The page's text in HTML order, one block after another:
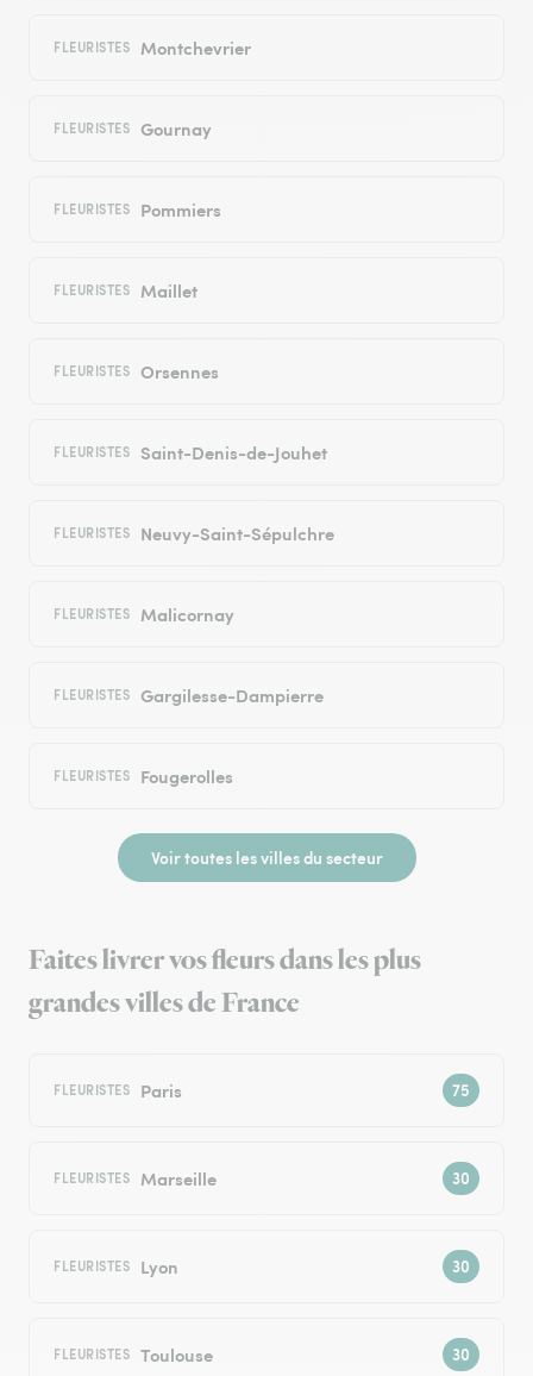
FLEURISTES Montchevrier
FLEURISTES Gournay
FLEURISTES Pommiers
FLEURISTES Maillet
FLEURISTES Orsennes
FLEURISTES Saint-Denis-de-Jouhet
FLEURISTES Neuvy-Saint-Sépulchre
FLEURISTES Malicornay
FLEURISTES Gargilesse-Dampierre
FLEURISTES Fougerolles
Voir toutes les villes du secteur
Faites livrer vos fleurs dans les plus
grandes villes de France
FLEURISTES Paris
FLEURISTES Marseille
FLEURISTES Lyon
FLEURISTES Toulouse